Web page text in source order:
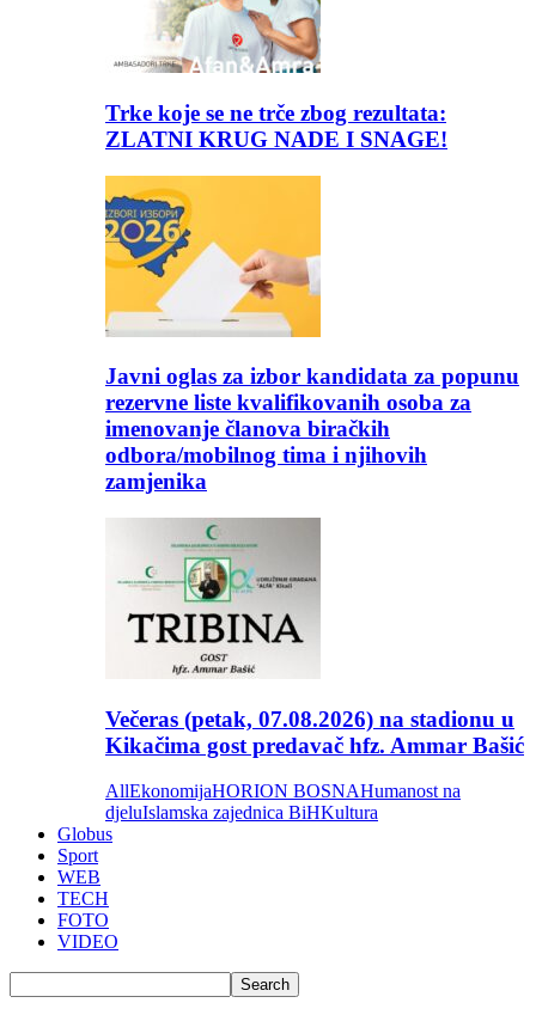
Trke koje se ne trče zbog rezultata:
ZLATNI KRUG NADE I SNAGE!
Javni oglas za izbor kandidata za popunu
rezervne liste kvalifikovanih osoba za
imenovanje članova biračkih
odbora/mobilnog tima i njihovih
zamjenika
Večeras (petak, 07.08.2026) na stadionu u
Kikačima gost predavač hfz. Ammar Bašić
AllEkonomijaHORION BOSNAHumanost na
djeluIslamska zajednica BiHKultura
Globus
Sport
WEB
TECH
FOTO
VIDEO